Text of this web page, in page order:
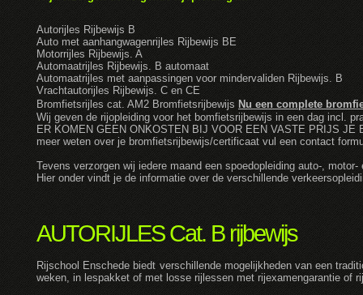
Autorijles Rijbewijs B
Auto met aanhangwagenrijles Rijbewijs BE
Motorrijles Rijbewijs. A
Automaatrijles Rijbewijs. B automaat
Automaatrijles met aanpassingen voor mindervaliden Rijbewijs. B
Vrachtautorijles Rijbewijs. C en CE
Bromfietsrijles cat. AM2 Bromfietsrijbewijs Nu een complete
Wij geven de rijopleiding voor het bomfietsrijbewijs in een dag incl.
ER KOMEN GEEN ONKOSTEN BIJ VOOR EEN VASTE PRIJS JE
meer weten over je bromfietsrijbewijs/certificaat vul een contact
Tevens verzorgen wij iedere maand een spoedopleiding auto-,
Hier onder vindt je de informatie over de verschillende
AUTORIJLES Cat. B rijbewijs
Rijschool Enschede biedt verschillende mogelijkheden van een
weken, in lespakket of met losse rijlessen met rijexamengarantie of